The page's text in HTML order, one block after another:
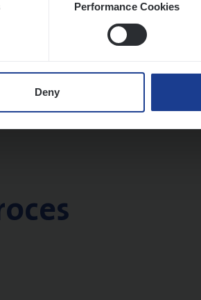
Performance Cookies
Deny